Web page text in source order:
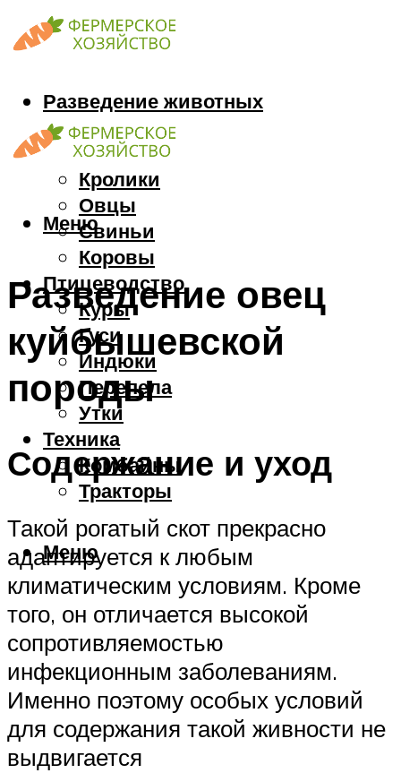
Разведение животных
Козы
Кони
Кролики
Овцы
Свиньи
Коровы
Птицеводство
Куры
Гуси
Индюки
Перепела
Утки
Техника
Комбайны
Тракторы
Меню
Меню
Разведение овец
куйбышевской
породы
Содержание и уход
Такой рогатый скот прекрасно
адаптируется к любым
климатическим условиям. Кроме
того, он отличается высокой
сопротивляемостью
инфекционным заболеваниям.
Именно поэтому особых условий
для содержания такой живности не
выдвигается